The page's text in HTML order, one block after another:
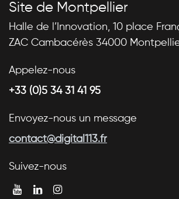
Site de Montpellier
Halle de l’Innovation, 10 place
ZAC Cambacérès 34000
Appelez-nous
+33 (0)5 34 31 41 95
Envoyez-nous un message
contact@digital113.fr
Suivez-nous